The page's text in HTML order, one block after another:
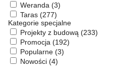
Weranda (3)
Taras (277)
Kategorie specjalne
Projekty z budową (233)
Promocja (192)
Popularne (3)
Nowości (4)